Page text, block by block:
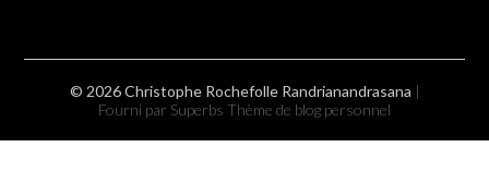
© 2026 Christophe Rochefolle Randrianandrasana
Fourni par Superbs Thème de blog personnel